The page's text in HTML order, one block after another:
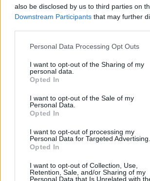
also be disclosed by us to third parties on
Downstream Participants that may further
Please note that this website/app uses one
not limited to your visit or usage behaviour.
grant or deny consent to Google and its
use your data for below specified purposes
consent section.
Personal Data Processing Opt Outs
I want to opt-out of the Sharing of my
personal data.
Opted In
I want to opt-out of the Sale of my
Personal Data.
Opted In
I want to opt-out of processing my
Personal Data for Targeted Advertising.
Opted In
I want to opt-out of Collection, Use,
Retention, Sale, and/or Sharing of my
Personal Data that Is Unrelated with